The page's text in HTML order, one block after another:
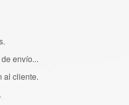
envío...
al cliente.